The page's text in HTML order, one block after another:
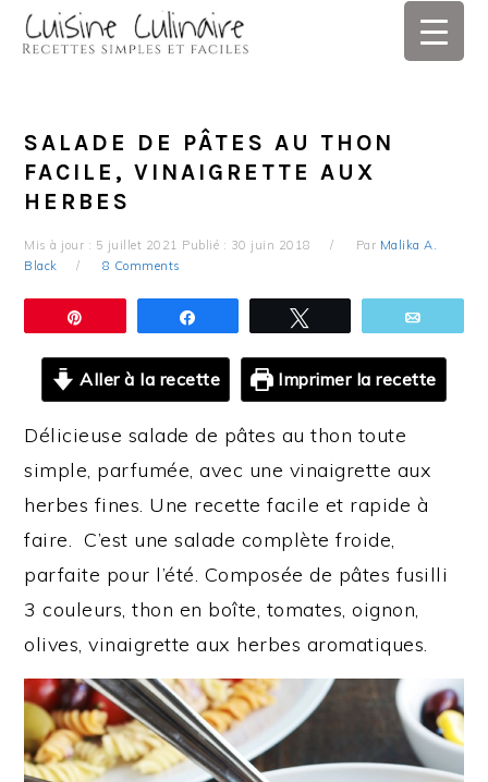
Skip
Skip
Skip
Skip
SALADE DE PÂTES AU THON
FACILE, VINAIGRETTE AUX
HERBES
Mis à jour : 5 juillet 2021 Publié : 30 juin 2018 Par Malika A.
Black
8 Comments
Aller à la recette Imprimer la recette
Délicieuse salade de pâtes au thon toute
simple, parfumée, avec une vinaigrette aux
herbes fines. Une recette facile et rapide à
faire. C’est une salade complète froide,
parfaite pour l’été. Composée de pâtes fusilli
3 couleurs, thon en boîte, tomates, oignon,
olives, vinaigrette aux herbes aromatiques.